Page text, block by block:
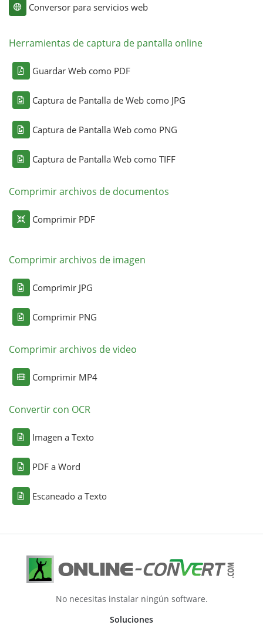
Conversor para servicios web
Herramientas de captura de pantalla online
Guardar Web como PDF
Captura de Pantalla de Web como JPG
Captura de Pantalla Web como PNG
Captura de Pantalla Web como TIFF
Comprimir archivos de documentos
Comprimir PDF
Comprimir archivos de imagen
Comprimir JPG
Comprimir PNG
Comprimir archivos de video
Comprimir MP4
Convertir con OCR
Imagen a Texto
PDF a Word
Escaneado a Texto
No necesitas instalar ningún software.
Soluciones